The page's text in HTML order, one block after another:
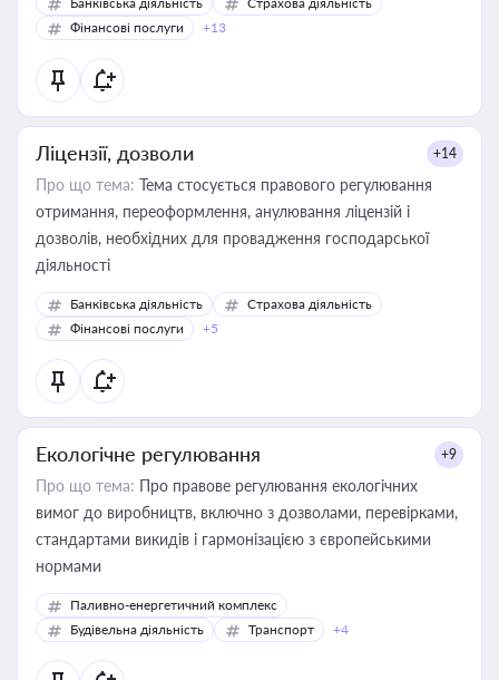
Фінансові послуги
+13
Ліцензії, дозволи +14
Про що тема: Тема стосується правового регулювання
отримання, переоформлення, анулювання ліцензій і
дозволів, необхідних для провадження господарської
діяльності
Банківська діяльність
Страхова діяльність
Фінансові послуги
+5
Екологічне регулювання +9
Про що тема: Про правове регулювання екологічних
вимог до виробництв, включно з дозволами, перевірками,
стандартами викидів і гармонізацією з європейськими
нормами
Паливно-енергетичний комплекс
Будівельна діяльність
Транспорт +4